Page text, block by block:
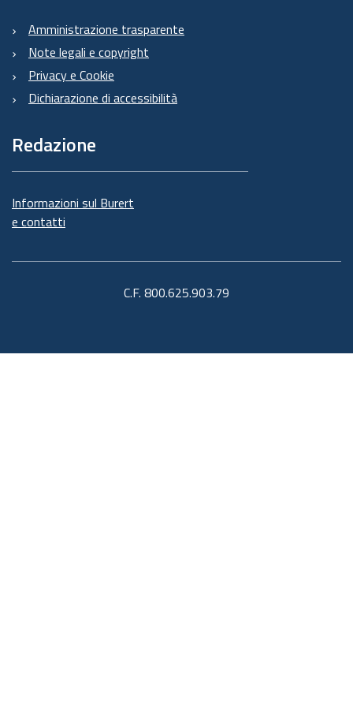
Amministrazione trasparente
Note legali e copyright
Privacy e Cookie
Dichiarazione di accessibilità
Redazione
Informazioni sul Burert
e contatti
C.F. 800.625.903.79